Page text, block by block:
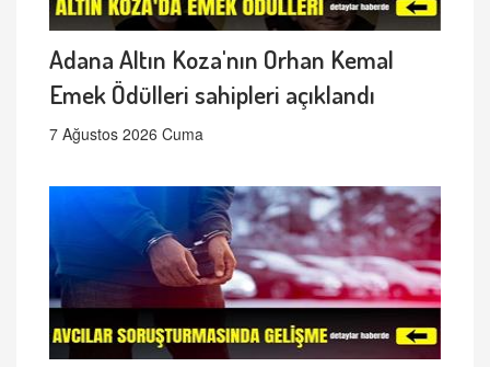
Adana Altın Koza'nın Orhan Kemal
Emek Ödülleri sahipleri açıklandı
7 Ağustos 2026 Cuma